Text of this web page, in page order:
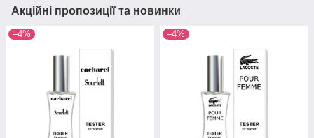
Акційні пропозиції та новинки
–4% –4%